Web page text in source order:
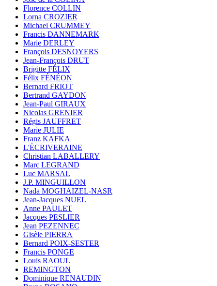
Florence COLLIN
Lorna CROZIER
Michael CRUMMEY
Francis DANNEMARK
Marie DERLEY
François DESNOYERS
Jean-François DRUT
Brigitte FÉLIX
Félix FÉNÉON
Bernard FRIOT
Bertrand GAYDON
Jean-Paul GIRAUX
Nicolas GRENIER
Régis JAUFFRET
Marie JULIE
Franz KAFKA
L'ÉCRIVERAINE
Christian LABALLERY
Marc LEGRAND
Luc MARSAL
J.P. MINGUILLON
Nada MOGHAIZEL-NASR
Jean-Jacques NUEL
Anne PAULET
Jacques PESLIER
Jean PEZENNEC
Gisèle PIERRA
Bernard POIX-SESTER
Francis PONGE
Louis RAOUL
REMINGTON
Dominique RENAUDIN